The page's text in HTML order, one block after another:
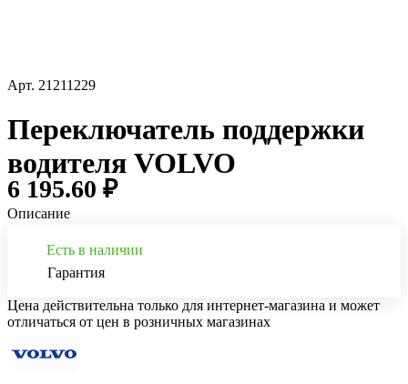
Арт. 21211229
Переключатель поддержки
водителя VOLVO
6 195.60 ₽
Описание
Есть в наличии
Гарантия
Цена действительна только для интернет-магазина и может
отличаться от цен в розничных магазинах